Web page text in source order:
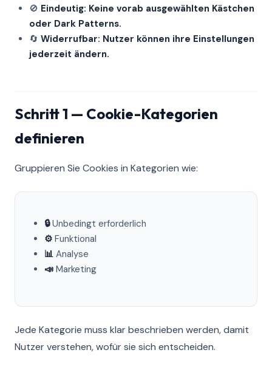
🚫 Eindeutig: Keine vorab ausgewählten Kästchen
oder Dark Patterns.
🔄 Widerrufbar: Nutzer können ihre Einstellungen
jederzeit ändern.
Schritt 1 — Cookie-Kategorien
definieren
Gruppieren Sie Cookies in Kategorien wie:
🔒Unbedingt erforderlich
⚙️ Funktional
📊 Analyse
📣 Marketing
Jede Kategorie muss klar beschrieben werden, damit
Nutzer verstehen, wofür sie sich entscheiden.